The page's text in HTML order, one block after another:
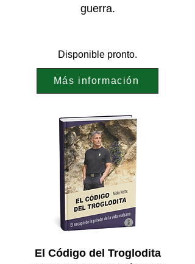
guerra.
Disponible pronto.
Más información
El Código del Troglodita